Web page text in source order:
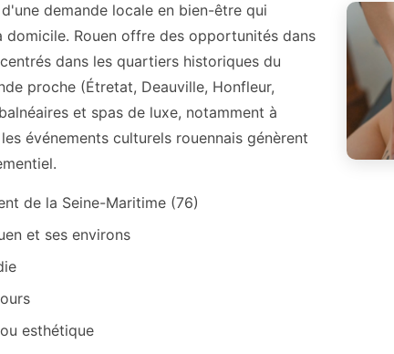
demande locale en bien-être qui
Rouen offre des opportunités dans
dans les quartiers historiques du
proche (Étretat, Deauville, Honfleur,
et spas de luxe, notamment à
événements culturels rouennais génèrent
de la Seine-Maritime (76)
et ses environs
esthétique